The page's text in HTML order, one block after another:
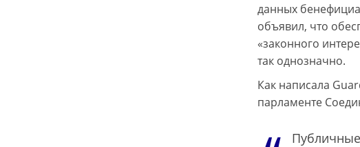
данных
объявил, что
«законного
так однозначно.
Как написала
парламенте